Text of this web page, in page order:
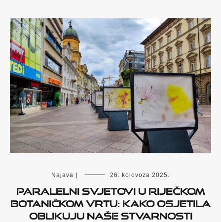
Najava | 26. kolovoza 2025.
Paralelni svjetovi u riječkom
Botaničkom vrtu: Kako osjetila
oblikuju naše stvarnosti